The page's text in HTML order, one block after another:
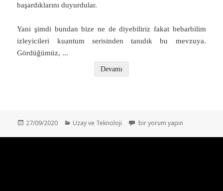
başardıklarını duyurdular.
Yani şimdi bundan bize ne de diyebiliriz fakat bebarbilim
izleyicileri kuantum serisinden tanıdık bu mevzuya.
Gördüğümüz, ...
Devamı
Yayın
27/09/2020 Kategoriler
Uzay ve Teknoloji Kuantum İnterneti –
bir yorum yapın